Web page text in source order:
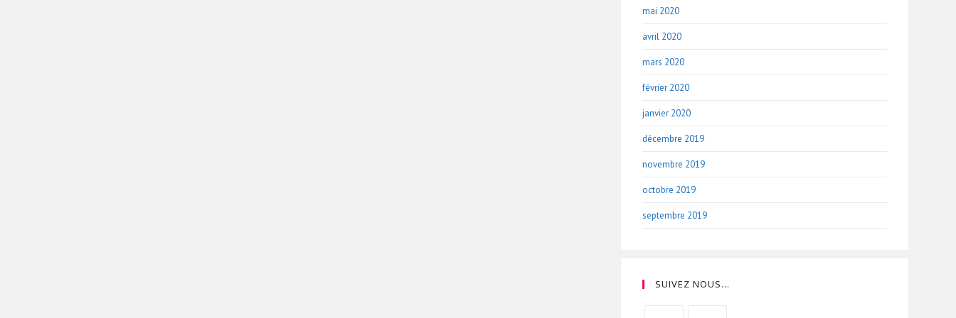
mai 2020
avril 2020
mars 2020
février 2020
janvier 2020
décembre 2019
novembre 2019
octobre 2019
septembre 2019
SUIVEZ NOUS…